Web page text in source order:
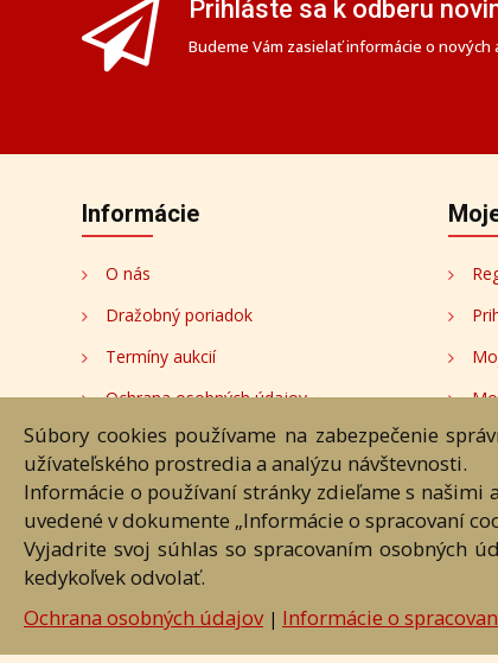
Prihláste sa k odberu
Budeme Vám zasielať informácie o nových
Informácie
O nás
Dražobný poriadok
Termíny aukcií
Ochrana osobných údajov
Cookies
Nastavenia cookies
Akékoľvek používanie
Súbory cookies používame na zabezpečenie
užívateľského prostredia a analýzu návštevnosti.
Informácie o používaní stránky zdieľame s našimi
uvedené v dokumente „Informácie o spracovaní
Vyjadrite svoj súhlas so spracovaním osobných
kedykoľvek odvolať.
Ochrana osobných údajov| Informácie o